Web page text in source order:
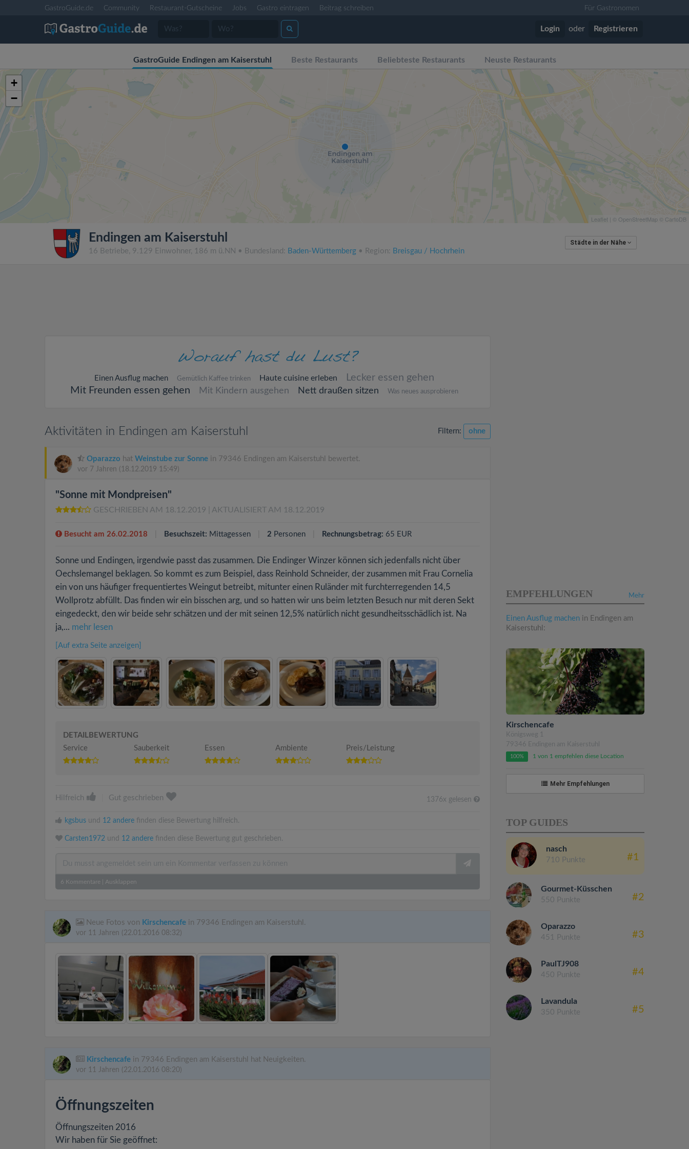
GastroGuide.de Community Restaurant-Gutscheine Jobs Gastro eintragen Beitrag schreiben Für Gastronomen
Login oder Registrieren
GastroGuide Endingen am Kaiserstuhl Beste Restaurants Beliebteste Restaurants Neuste Restaurants
+
−
Leaflet | © OpenStreetMap © CartoDB
Endingen am Kaiserstuhl
16 Betriebe, 9.129 Einwohner, 186 m ü.NN • Bundesland: Baden-Württemberg • Region: Breisgau / Hochrhein
Städte in der Nähe
Einen Ausflug machen Gemütlich Kaffee trinken Haute cuisine erleben
Lecker essen gehen
Mit Freunden essen gehen
Mit Kindern ausgehen Nett draußen sitzen Was neues ausprobieren
Aktivitäten in Endingen am Kaiserstuhl Filtern: ohne
Oparazzo hat Weinstube zur Sonne in 79346 Endingen am Kaiserstuhl bewertet.
vor 7 Jahren (18.12.2019 15:49)
"Sonne mit Mondpreisen"
GESCHRIEBEN AM 18.12.2019 | AKTUALISIERT AM 18.12.2019
Besucht am 26.02.2018 Besuchszeit: Mittagessen 2 Personen Rechnungsbetrag: 65 EUR
Sonne und Endingen, irgendwie passt das zusammen. Die Endinger Winzer können sich jedenfalls nicht über
Oechslemangel beklagen. So kommt es zum Beispiel, dass Reinhold Schneider, der zusammen mit Frau Cornelia
ein von uns häufiger frequentiertes Weingut betreibt, mitunter einen Ruländer mit furchterregenden 14,5
Wollprotz abfüllt. Das finden wir ein bisschen arg, und so hatten wir uns beim letzten Besuch nur mit deren Sekt
eingedeckt, den wir beide sehr schätzen und der mit seinen 12,5% natürlich nicht gesundheitsschädlich ist. Na
ja,... mehr lesen
[Auf extra Seite anzeigen]
DETAILBEWERTUNG
Service
Sauberkeit Essen Ambiente Preis/Leistung
Hilfreich Gut geschrieben 1376x gelesen
kgsbus und 12 andere finden diese Bewertung hilfreich.
Carsten1972 und 12 andere finden diese Bewertung gut geschrieben.
6 Kommentare Ausklappen
Neue Fotos von Kirschencafe in 79346 Endingen am Kaiserstuhl.
vor 11 Jahren (22.01.2016 08:32)
Kirschencafe in 79346 Endingen am Kaiserstuhl hat Neuigkeiten.
vor 11 Jahren (22.01.2016 08:20)
Öffnungszeiten
Öffnungszeiten 2016
Wir haben für Sie geöffnet:
Mehr
EMPFEHLUNGEN
Einen Ausflug machen in Endingen am
Kaiserstuhl:
Kirschencafe
Königsweg 1
79346 Endingen am Kaiserstuhl
100% 1 von 1 empfehlen diese Location
Mehr Empfehlungen
TOP GUIDES
nasch
710 Punkte #1
Gourmet-Küsschen
550 Punkte #2
Oparazzo
451 Punkte #3
PaulTJ908
450 Punkte #4
Lavandula
350 Punkte #5